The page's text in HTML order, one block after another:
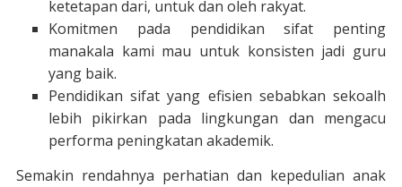
ketetapan dari, untuk dan oleh rakyat.
Komitmen pada pendidikan sifat penting
manakala kami mau untuk konsisten jadi guru
yang baik.
Pendidikan sifat yang efisien sebabkan sekoalh
lebih pikirkan pada lingkungan dan mengacu
performa peningkatan akademik.
Semakin rendahnya perhatian dan kepedulian anak